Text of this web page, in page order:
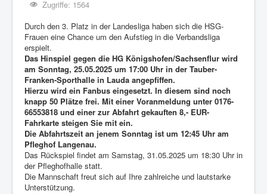
Zugriffe: 1564
Durch den 3. Platz in der Landesliga haben sich die HSG-
Frauen eine Chance um den Aufstieg in die Verbandsliga
erspielt.
Das Hinspiel gegen die HG Königshofen/Sachsenflur wird
am Sonntag, 25.05.2025 um 17:00 Uhr in der Tauber-
Franken-Sporthalle in Lauda angepfiffen.
Hierzu wird ein Fanbus eingesetzt. In diesem sind noch
knapp 50 Plätze frei. Mit einer Voranmeldung unter 0176-
66553818 und einer zur Abfahrt gekauften 8,- EUR-
Fahrkarte steigen Sie mit ein.
Die Abfahrtszeit an jenem Sonntag ist um 12:45 Uhr am
Pfleghof Langenau.
Das Rückspiel findet am Samstag, 31.05.2025 um 18:30 Uhr in
der Pfleghofhalle statt.
Die Mannschaft freut sich auf Ihre zahlreiche und lautstarke
Unterstützung.